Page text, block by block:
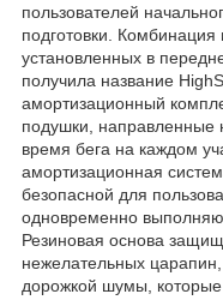
пользователей
подготовки. Комбинация
установленных в
получила название
амортизационный
подушки, направленные
время бега на каждом
амортизационная
безопасной для
одновременно
Резиновая основа
нежелательных
дорожкой шумы, которые